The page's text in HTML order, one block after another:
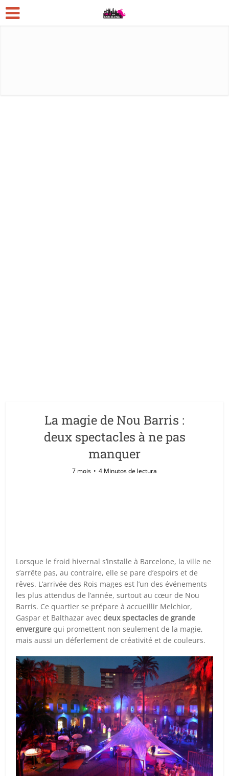
La magie de Nou Barris :
deux spectacles à ne pas
manquer
7 mois 4 Minutos de lectura
Lorsque le froid hivernal s’installe à Barcelone, la ville ne
s’arrête pas, au contraire, elle se pare d’espoirs et de
rêves. L’arrivée des Rois mages est l’un des événements
les plus attendus de l’année, surtout au cœur de Nou
Barris. Ce quartier se prépare à accueillir Melchior,
Gaspar et Balthazar avecdeux spectacles de grande
envergure qui promettent non seulement de la magie,
mais aussi un déferlement de créativité et de couleurs.